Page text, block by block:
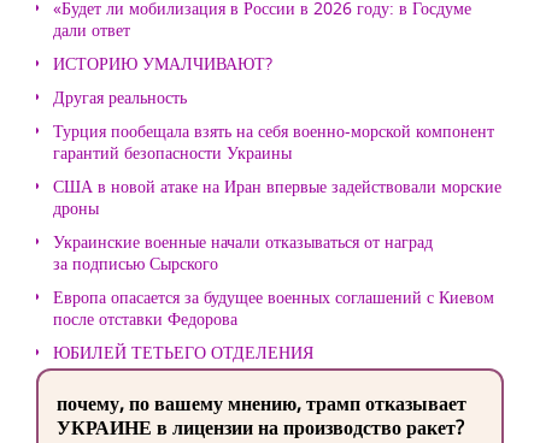
«Будет ли мобилизация в России в 2026 году: в Госдуме
дали ответ
ИСТОРИЮ УМАЛЧИВАЮТ?
Другая реальность
Турция пообещала взять на себя военно-морской компонент
гарантий безопасности Украины
США в новой атаке на Иран впервые задействовали морские
дроны
Украинские военные начали отказываться от наград
за подписью Сырского
Европа опасается за будущее военных соглашений с Киевом
после отставки Федорова
ЮБИЛЕЙ ТЕТЬЕГО ОТДЕЛЕНИЯ
почему, по вашему мнению, трамп отказывает
УКРАИНЕ в лицензии на производство ракет?